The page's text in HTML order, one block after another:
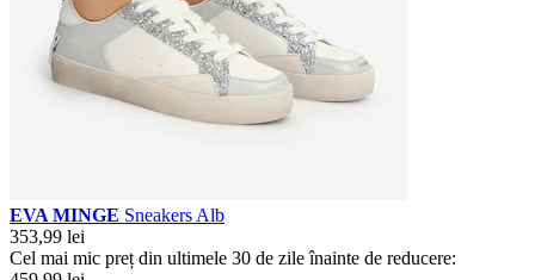
EVA MINGE Sneakers Alb
353,99 lei
Cel mai mic preț din ultimele 30 de zile înainte de reducere: